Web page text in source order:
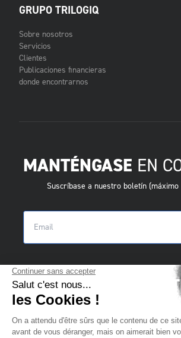
GRUPO TRILOGIQ
Sobre nosotros
Servicios
Clientes
Publicaciones financieras
donde encontrarnos
MANTÉNGASE EN
Suscríbase a nuestro boletín